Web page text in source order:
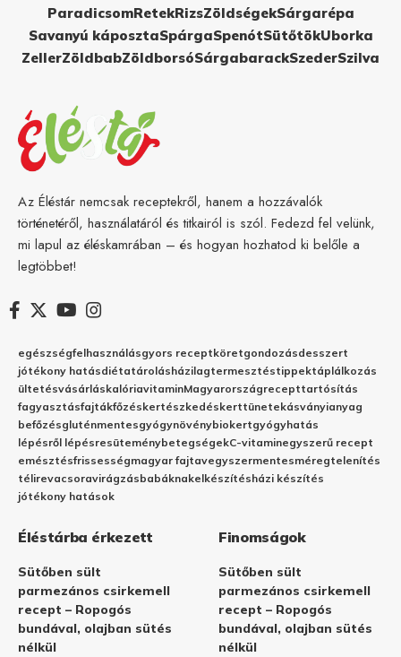
ParadicsomRetekRizsZöldségekSárgarépa
Savanyú káposztaSpárgaSpenótSütőtökUborka
ZellerZöldbabZöldborsóSárgabarackSzederSzilva
Az Éléstár nemcsak receptekről, hanem a hozzávalók
történetéről, használatáról és titkairól is szól. Fedezd fel velünk,
mi lapul az éléskamrában – és hogyan hozhatod ki belőle a
legtöbbet!
egészségfelhasználásgyors receptköretgondozásdesszert
jótékony hatásdiétatárolásházilagtermesztéstippektáplálkozás
ültetésvásárláskalóriavitaminMagyarországrecepttartósítás
fagyasztásfajtákfőzéskertészkedéskerttünetekásványianyag
befőzésgluténmentesgyógynövénybiokertgyógyhatás
lépésről lépésresüteménybetegségekC-vitaminegyszerű recept
emésztésfrissességmagyar fajtavegyszermentesméregtelenítés
télirevacsoravirágzásbabáknakelkészítésházi készítés
jótékony hatások
Éléstárba érkezett
Sütőben sült
parmezános csirkemell
recept – Ropogós
bundával, olajban sütés
nélkül
Finomságok
Sütőben sült
parmezános csirkemell
recept – Ropogós
bundával, olajban sütés
nélkül